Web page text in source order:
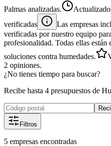
Palmas analizadas.
Actualizado
verificadas
Las empresas
verificadas por nuestro equipo
profesionalidad. Todas ellas están
soluciones contra humedades.
2 opiniones.
¿No tienes tiempo para buscar?
Recibe hasta 4 presupuestos de
Filtros
5 empresas encontradas